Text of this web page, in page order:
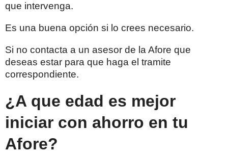
que intervenga.
Es una buena opción si lo crees necesario.
Si no contacta a un asesor de la Afore que
deseas estar para que haga el tramite
correspondiente.
¿A que edad es mejor
iniciar con ahorro en tu
Afore?